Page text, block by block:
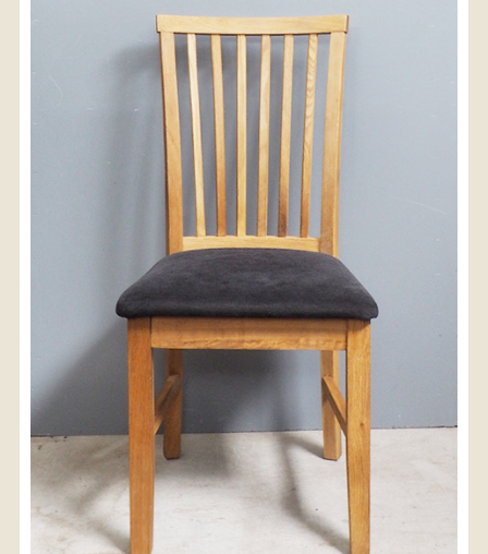
※沖縄県につきましてはお手数をお掛け致しますが、
店舗までお問い合わせ下さい。
03-3468-0853